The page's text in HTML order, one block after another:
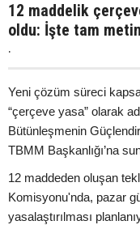
12 maddelik
oldu: İşte tam
.
Yeni çözüm süreci
“çerçeve yasa” olarak
Bütünleşmenin
TBMM Başkanlığı’na
12 maddeden oluşan
Komisyonu'nda, pazar
yasalaştırılması